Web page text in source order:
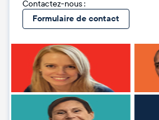
Contactez-nous :
Formulaire de contact